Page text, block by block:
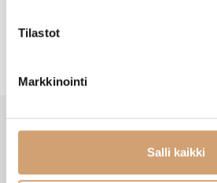
Tilastot
Markkinointi
Salli kaikki
SAATAT TARVITA